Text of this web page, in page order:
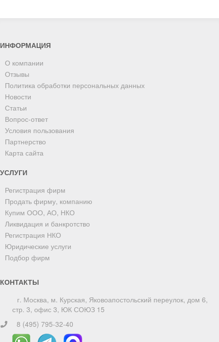
ИНФОРМАЦИЯ
О компании
Отзывы
Политика обработки персональных данных
Новости
Статьи
Вопрос-ответ
Условия пользования
Партнерство
Карта сайта
УСЛУГИ
Регистрация фирм
Продать фирму, компанию
Купим ООО, АО, НКО
Ликвидация и банкротство
Регистрация НКО
Юридические услуги
Подбор фирм
КОНТАКТЫ
г. Москва, м. Курская, Яковоапостольский переулок, дом 6,
стр. 3, офис 3, ЮК СОЮЗ 15
8 (495) 795-32-40